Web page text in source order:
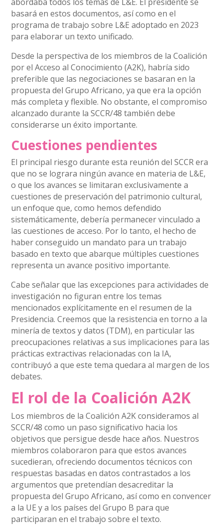
basará en estos documentos, así como en el
programa de trabajo sobre L&E adoptado en 2023
para elaborar un texto unificado.
Desde la perspectiva de los miembros de la Coalición
por el Acceso al Conocimiento (A2K), habría sido
preferible que las negociaciones se basaran en la
propuesta del Grupo Africano, ya que era la opción
más completa y flexible. No obstante, el compromiso
alcanzado durante la SCCR/48 también debe
considerarse un éxito importante.
Cuestiones pendientes
El principal riesgo durante esta reunión del SCCR era
que no se lograra ningún avance en materia de L&E,
o que los avances se limitaran exclusivamente a
cuestiones de preservación del patrimonio cultural,
un enfoque que, como hemos defendido
sistemáticamente, debería permanecer vinculado a
las cuestiones de acceso. Por lo tanto, el hecho de
haber conseguido un mandato para un trabajo
basado en texto que abarque múltiples cuestiones
representa un avance positivo importante.
Cabe señalar que las excepciones para actividades de
investigación no figuran entre los temas
mencionados explícitamente en el resumen de la
Presidencia. Creemos que la resistencia en torno a la
minería de textos y datos (TDM), en particular las
preocupaciones relativas a sus implicaciones para las
prácticas extractivas relacionadas con la IA,
contribuyó a que este tema quedara al margen de los
debates.
El rol de la Coalición A2K
Los miembros de la Coalición A2K consideramos al
SCCR/48 como un paso significativo hacia los
objetivos que persigue desde hace años. Nuestros
miembros colaboraron para que estos avances
sucedieran, ofreciendo documentos técnicos con
respuestas basadas en datos contrastados a los
argumentos que pretendían desacreditar la
propuesta del Grupo Africano, así como en convencer
a la UE y a los países del Grupo B para que
participaran en el trabajo sobre el texto.